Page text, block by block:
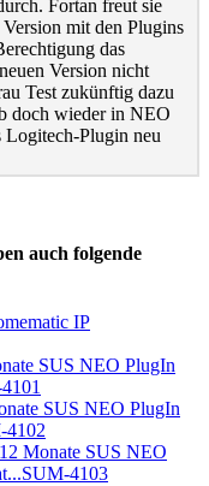
Fortan freut sie
mit den Plugins
das
Version nicht
Test zukünftig dazu
doch wieder in NEO
Logitech-Plugin neu
auch folgende
IP
NEO PlugIn
NEO PlugIn
4102
NEO
SUM-4103